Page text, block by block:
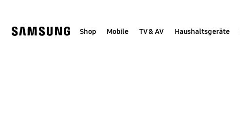
help
Shop Mobile TV & AV Haushaltsgeräte